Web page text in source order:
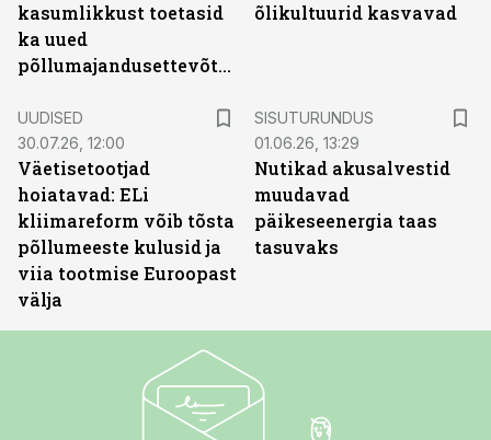
kasumlikkust toetasid
ka uued
põllumajandusettevõtted
õlikultuurid kasvavad
UUDISED
30.07.26, 12:00
Väetisetootjad
hoiatavad: ELi
kliimareform võib tõsta
põllumeeste kulusid ja
viia tootmise Euroopast
välja
SISUTURUNDUS
01.06.26, 13:29
Nutikad akusalvestid
muudavad
päikeseenergia taas
tasuvaks